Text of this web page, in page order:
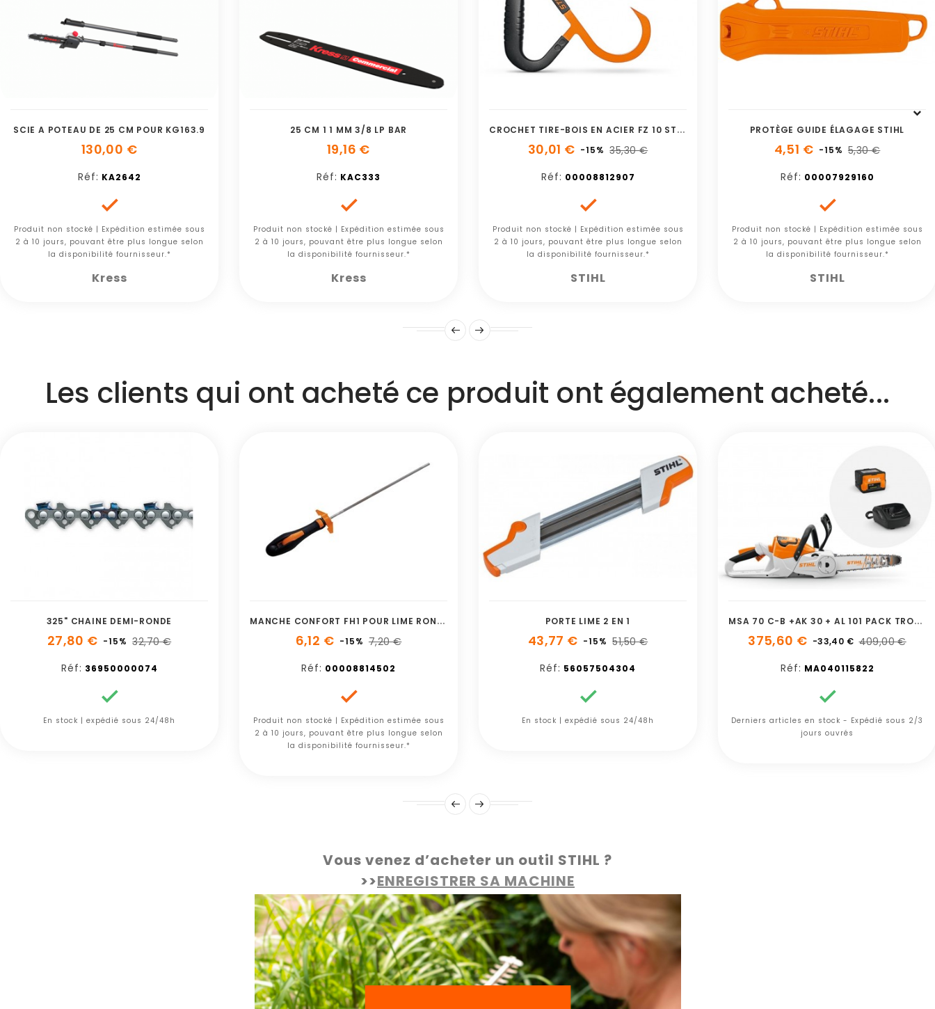
SCIE A POTEAU DE 25 CM POUR KG163.9
130,00 €
Réf: KA2642

Produit non stocké | Expédition estimée sous
2 à 10 jours, pouvant être plus longue selon
la disponibilité fournisseur.*
Kress
25 CM 1 1 MM 3/8 LP BAR
19,16 €
Réf: KAC333

Produit non stocké | Expédition estimée sous
2 à 10 jours, pouvant être plus longue selon
la disponibilité fournisseur.*
Kress
C
ROCHET TIRE-BOIS EN ACIER FZ 10 STIHL
30,01 € -15% 35,30 €
Réf: 00008812907

Produit non stocké | Expédition estimée sous
2 à 10 jours, pouvant être plus longue selon
la disponibilité fournisseur.*
STIHL
PROTÈGE GUIDE ÉLAGAGE STIHL
4,51 € -15% 5,30 €
Réf: 00007929160

Produit non stocké | Expédition estimée sous
2 à 10 jours, pouvant être plus longue selon
la disponibilité fournisseur.*
STIHL
Les clients qui ont acheté ce produit ont également acheté...
325" CHAINE DEMI-RONDE
27,80 € -15% 32,70 €
Réf: 36950000074

En stock | expédié sous 24/48h
M
ANCHE CONFORT FH1 POUR LIME RONDE STIHL
6,12 € -15% 7,20 €
Réf: 00008814502

Produit non stocké | Expédition estimée sous
2 à 10 jours, pouvant être plus longue selon
la disponibilité fournisseur.*
PORTE LIME 2 EN 1
43,77 € -15% 51,50 €
Réf: 56057504304

En stock | expédié sous 24/48h
M
SA 70 C-B +AK 30 + AL 101 PACK TRONCONNEUSE BATTERIE CHARGEUR
375,60 € -33,40 € 409,00 €
Réf: MA040115822

Derniers articles en stock - Expédié sous 2/3
jours ouvrés
Vous venez d’acheter un outil STIHL ?
>>ENREGISTRER SA MACHINE